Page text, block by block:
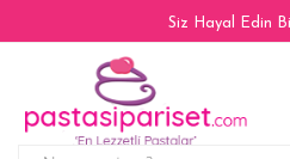
Siz Hayal Edin